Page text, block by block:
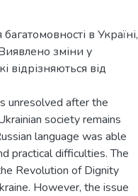
в Україні,
зміни у
відрізняються від
unresolved after the
society remains
language was able
practical difficulties. The
Revolution of Dignity
However, the issue